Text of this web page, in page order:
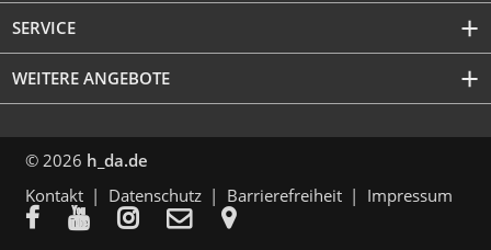
SERVICE
WEITERE ANGEBOTE
© 2026 h_da.de
Kontakt
Datenschutz Barrierefreiheit Impressum
    